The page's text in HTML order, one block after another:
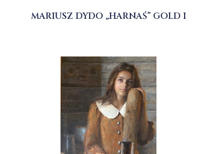
MARIUSZ DYDO „HARNAŚ” GOLD I